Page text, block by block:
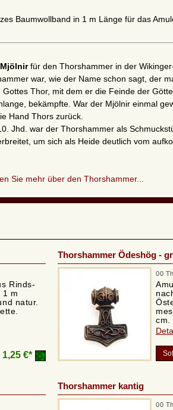
Baumwollband in 1 m Länge für das
Mjölnirfür den Thorshammer in der
war, wie der Name schon sagt, der
Gottes Thor, mit dem er die Feinde der
bekämpfte. War der Mjölnir einmal
Hand Thors zurück.
Jhd. war der Thorshammer als
um sich als Heide deutlich vom
Sie mehr über den Thorshammer...
Rinds-
1 m
natur.
1,25 €*
Thorshammer Ödeshög -
00
cm.
Thorshammer kantig
00